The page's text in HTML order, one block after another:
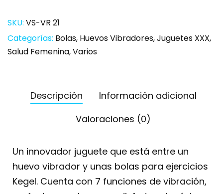
SKU: VS-VR 21
Categorías: Bolas, Huevos Vibradores,Juguetes XXX,
Salud Femenina,Varios
Descripción
Información adicional
Valoraciones (0)
Un innovador juguete que está entre un
huevo vibrador y unas bolas para ejercicios
Kegel. Cuenta con 7 funciones de vibración,